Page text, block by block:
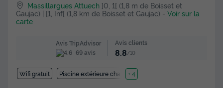
Massillargues Attuech ]0, 1[ (1,8 m de Boisset et
Gaujac) | [1, Inf[ (1,8 km de Boisset et Gaujac) - Voir sur la
carte
Avis TripAdvisor
69 avis
Avis clients
8.8/10
Wifi gratuit Piscine extérieure chauffée
+ 4